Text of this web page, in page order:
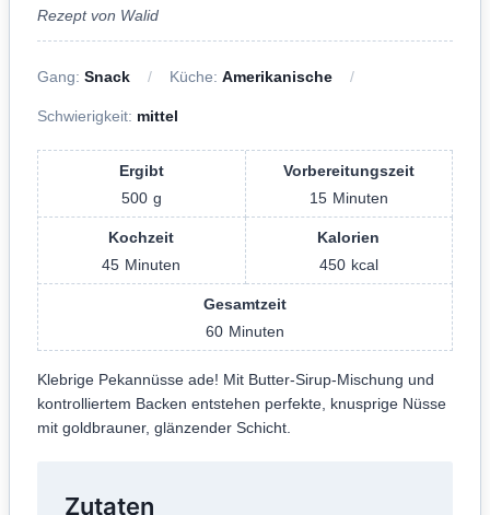
Rezept von Walid
Gang: Snack Küche: Amerikanische
Schwierigkeit: mittel
Ergibt
500 g
Vorbereitungszeit
15 Minuten
Kochzeit
45 Minuten
Kalorien
450 kcal
Gesamtzeit
60 Minuten
Klebrige Pekannüsse ade! Mit Butter-Sirup-Mischung und
kontrolliertem Backen entstehen perfekte, knusprige Nüsse
mit goldbrauner, glänzender Schicht.
Zutaten